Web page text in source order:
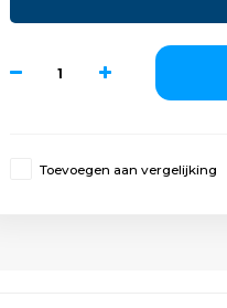
Toevoegen aan vergelijking